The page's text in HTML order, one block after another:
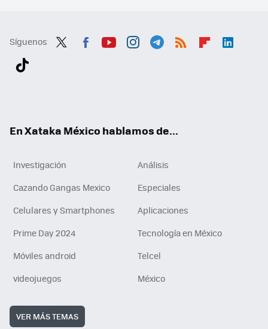
Síguenos
En Xataka México hablamos de...
Investigación
Análisis
Cazando Gangas Mexico
Especiales
Celulares y Smartphones
Aplicaciones
Prime Day 2024
Tecnología en México
Móviles android
Telcel
videojuegos
México
VER MÁS TEMAS